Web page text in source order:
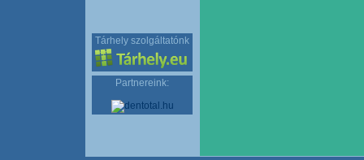
Tárhely szolgáltatónk
Partnereink: